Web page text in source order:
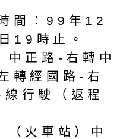
間：99年12
19時止。
中正路-右轉中
轉經國路-右
行駛（返程
（火車站）中